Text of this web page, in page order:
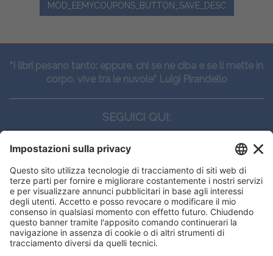
MOD_EEMYCOUPONS_BUTTON_SAVE_DESC
“I libri pesano tanto: eppure, chi se ne ciba e se li mette in
corpo, vive tra le nuvole” Luigi Pirandello
SEGUICI QUI:
CONTATTI
Edi.Ermes srl
Viale E. Forlanini, 21 - 20134, Milano
(+39)027021121
E-mail:eeinfo@eenet.it